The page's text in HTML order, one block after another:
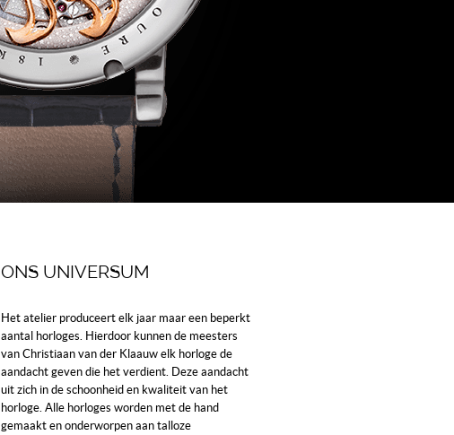
ONS UNIVERSUM
Het atelier produceert elk jaar maar een beperkt
aantal horloges. Hierdoor kunnen de meesters
van Christiaan van der Klaauw elk horloge de
aandacht geven die het verdient. Deze aandacht
uit zich in de schoonheid en kwaliteit van het
horloge. Alle horloges worden met de hand
gemaakt en onderworpen aan talloze